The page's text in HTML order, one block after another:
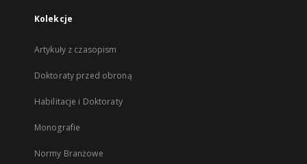
Kolekcje
Artykuły z czasopism
Doktoraty przed obroną
Habilitacje i Doktoraty
Monografie
Normy Branżowe